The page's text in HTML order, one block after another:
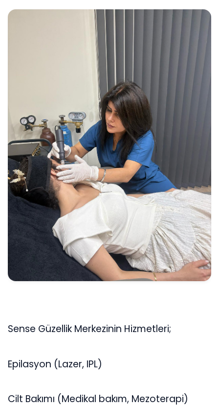
Sense Güzellik Merkezinin Hizmetleri;
Epilasyon (Lazer, IPL)
Cilt Bakımı (Medikal bakım, Mezoterapi)